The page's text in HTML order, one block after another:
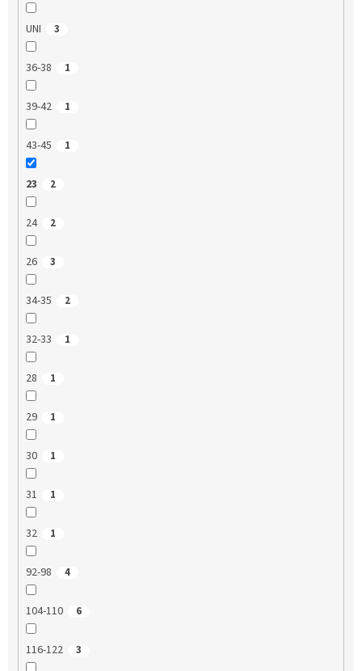
UNI 3
36-38 1
39-42 1
43-45 1
23 2
24 2
26 3
34-35 2
32-33 1
28 1
29 1
30 1
31 1
32 1
92-98 4
104-110 6
116-122 3